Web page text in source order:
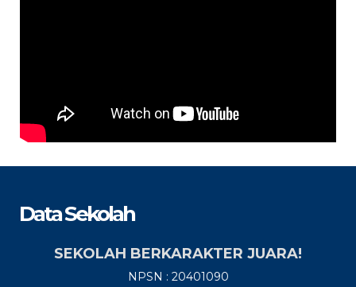
Data Sekolah
SEKOLAH BERKARAKTER JUARA!
NPSN : 20401090